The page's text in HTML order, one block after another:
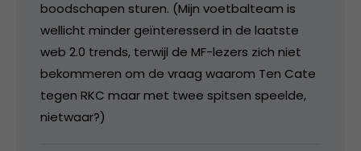
boodschapen sturen. (Mijn voetbalteam is
wellicht minder geïnteresserd in de laatste
web 2.0 trends, terwijl de MF-lezers zich niet
bekommeren om de vraag waarom Ten Cate
tegen RKC maar met twee spitsen speelde,
nietwaar?)